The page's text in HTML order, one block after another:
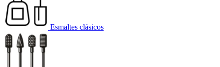
Esmaltes clásicos